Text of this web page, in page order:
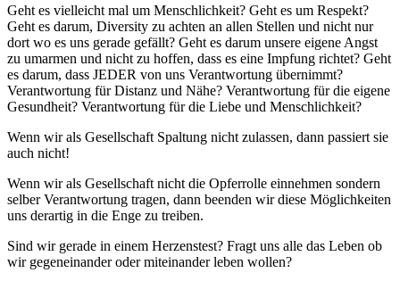
Geht es vielleicht mal um Menschlichkeit? Geht es um Respekt?
Geht es darum, Diversity zu achten an allen Stellen und nicht nur
dort wo es uns gerade gefällt? Geht es darum unsere eigene Angst
zu umarmen und nicht zu hoffen, dass es eine Impfung richtet? Geht
es darum, dass JEDER von uns Verantwortung übernimmt?
Verantwortung für Distanz und Nähe? Verantwortung für die eigene
Gesundheit? Verantwortung für die Liebe und Menschlichkeit?
Wenn wir als Gesellschaft Spaltung nicht zulassen, dann passiert sie
auch nicht!
Wenn wir als Gesellschaft nicht die Opferrolle einnehmen sondern
selber Verantwortung tragen, dann beenden wir diese Möglichkeiten
uns derartig in die Enge zu treiben.
Sind wir gerade in einem Herzenstest? Fragt uns alle das Leben ob
wir gegeneinander oder miteinander leben wollen?